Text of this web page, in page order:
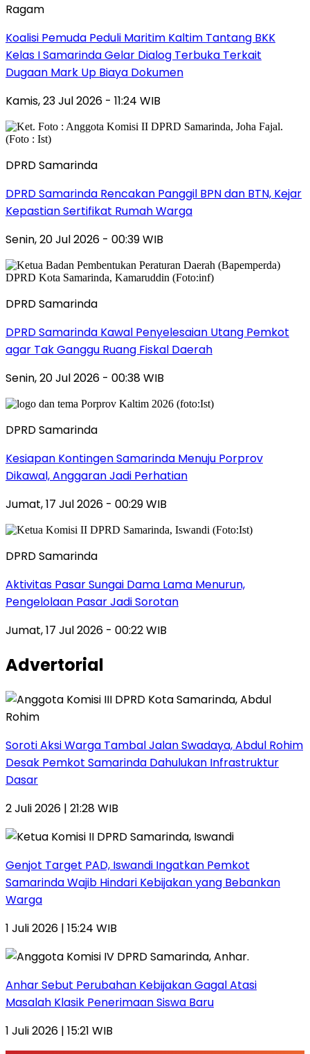
Ragam
Koalisi Pemuda Peduli Maritim Kaltim Tantang BKK
Kelas I Samarinda Gelar Dialog Terbuka Terkait
Dugaan Mark Up Biaya Dokumen
Kamis, 23 Jul 2026 - 11:24 WIB
DPRD Samarinda
DPRD Samarinda Rencakan Panggil BPN dan BTN, Kejar
Kepastian Sertifikat Rumah Warga
Senin, 20 Jul 2026 - 00:39 WIB
DPRD Samarinda
DPRD Samarinda Kawal Penyelesaian Utang Pemkot
agar Tak Ganggu Ruang Fiskal Daerah
Senin, 20 Jul 2026 - 00:38 WIB
DPRD Samarinda
Kesiapan Kontingen Samarinda Menuju Porprov
Dikawal, Anggaran Jadi Perhatian
Jumat, 17 Jul 2026 - 00:29 WIB
DPRD Samarinda
Aktivitas Pasar Sungai Dama Lama Menurun,
Pengelolaan Pasar Jadi Sorotan
Jumat, 17 Jul 2026 - 00:22 WIB
Advertorial
Soroti Aksi Warga Tambal Jalan Swadaya, Abdul Rohim
Desak Pemkot Samarinda Dahulukan Infrastruktur
Dasar
2 Juli 2026 | 21:28 WIB
Genjot Target PAD, Iswandi Ingatkan Pemkot
Samarinda Wajib Hindari Kebijakan yang Bebankan
Warga
1 Juli 2026 | 15:24 WIB
Anhar Sebut Perubahan Kebijakan Gagal Atasi
Masalah Klasik Penerimaan Siswa Baru
1 Juli 2026 | 15:21 WIB